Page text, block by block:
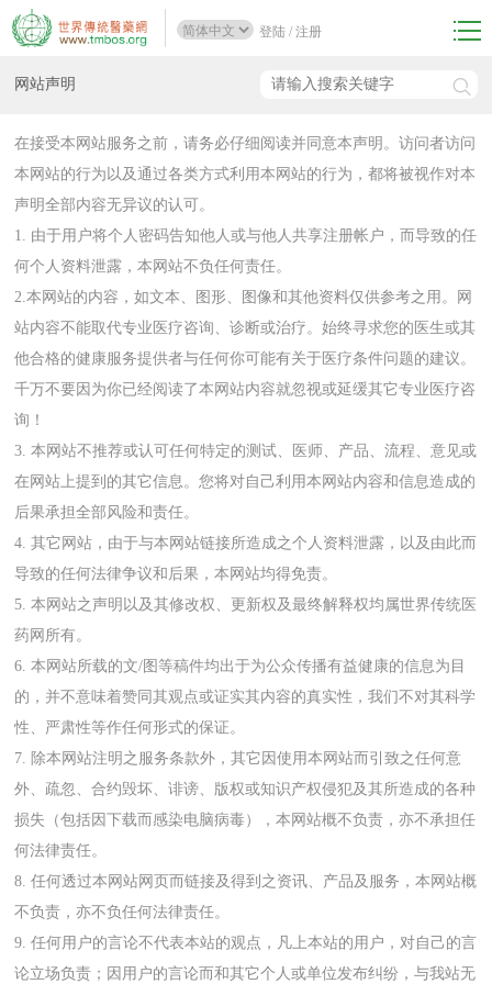
登陆 / 注册
网站声明
在接受本网站服务之前，请务必仔细阅读并同意本声明。访问者访问
本网站的行为以及通过各类方式利用本网站的行为，都将被视作对本
声明全部内容无异议的认可。
1. 由于用户将个人密码告知他人或与他人共享注册帐户，而导致的任
何个人资料泄露，本网站不负任何责任。
2.本网站的内容，如文本、图形、图像和其他资料仅供参考之用。网
站内容不能取代专业医疗咨询、诊断或治疗。始终寻求您的医生或其
他合格的健康服务提供者与任何你可能有关于医疗条件问题的建议。
千万不要因为你已经阅读了本网站内容就忽视或延缓其它专业医疗咨
询！
3. 本网站不推荐或认可任何特定的测试、医师、产品、流程、意见或
在网站上提到的其它信息。您将对自己利用本网站内容和信息造成的
后果承担全部风险和责任。
4. 其它网站，由于与本网站链接所造成之个人资料泄露，以及由此而
导致的任何法律争议和后果，本网站均得免责。
5. 本网站之声明以及其修改权、更新权及最终解释权均属世界传统医
药网所有。
6. 本网站所载的文/图等稿件均出于为公众传播有益健康的信息为目
的，并不意味着赞同其观点或证实其内容的真实性，我们不对其科学
性、严肃性等作任何形式的保证。
7. 除本网站注明之服务条款外，其它因使用本网站而引致之任何意
外、疏忽、合约毁坏、诽谤、版权或知识产权侵犯及其所造成的各种
损失（包括因下载而感染电脑病毒），本网站概不负责，亦不承担任
何法律责任。
8. 任何透过本网站网页而链接及得到之资讯、产品及服务，本网站概
不负责，亦不负任何法律责任。
9. 任何用户的言论不代表本站的观点，凡上本站的用户，对自己的言
论立场负责；因用户的言论而和其它个人或单位发布纠纷，与我站无